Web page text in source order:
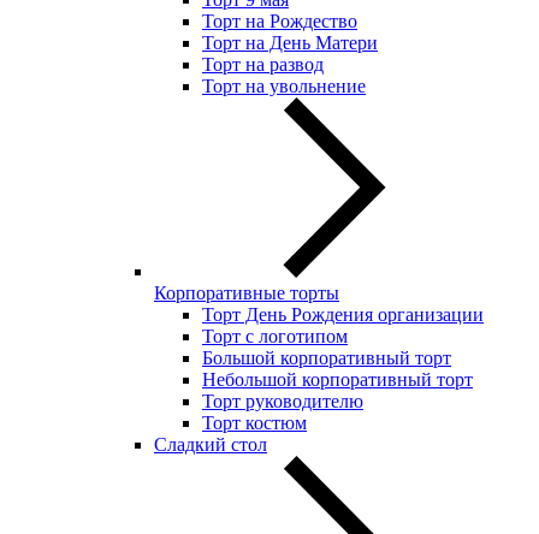
Торт на Рождество
Торт на День Матери
Торт на развод
Торт на увольнение
Корпоративные торты
Торт День Рождения организации
Торт с логотипом
Большой корпоративный торт
Небольшой корпоративный торт
Торт руководителю
Торт костюм
Сладкий стол